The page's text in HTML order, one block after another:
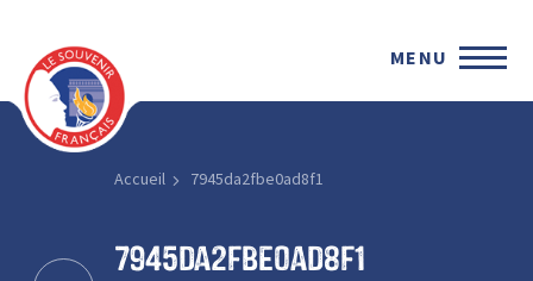
MENU
Accueil 7945da2fbe0ad8f1
7945da2fbe0ad8f1